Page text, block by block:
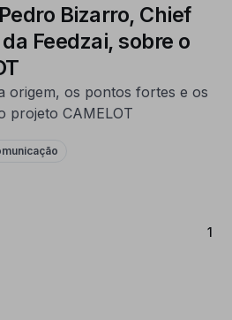
Bizarro, Chief
Feedzai, sobre o
origem, os pontos fortes e os
projeto CAMELOT
1